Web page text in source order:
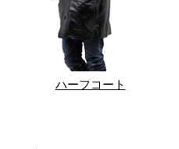
ハーフコート